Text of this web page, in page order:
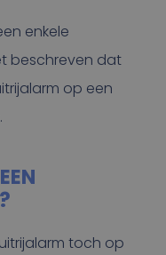
enkele
beschreven dat
op een
toch op